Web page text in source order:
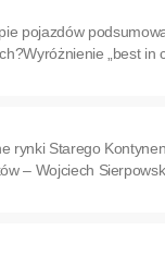
pojazdów
„best in
Starego
– Wojciech